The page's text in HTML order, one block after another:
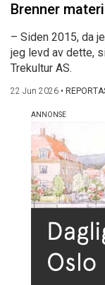
Brenner
– Siden 2015, da
jeg levd av dette,
Trekultur AS.
22 Jun 2026 •